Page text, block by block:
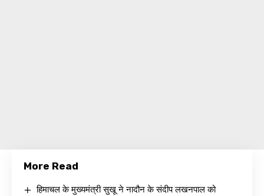
More Read
हिमाचल के मुख्यमंत्री सुखू ने नादौन के संदीप लखनपाल को